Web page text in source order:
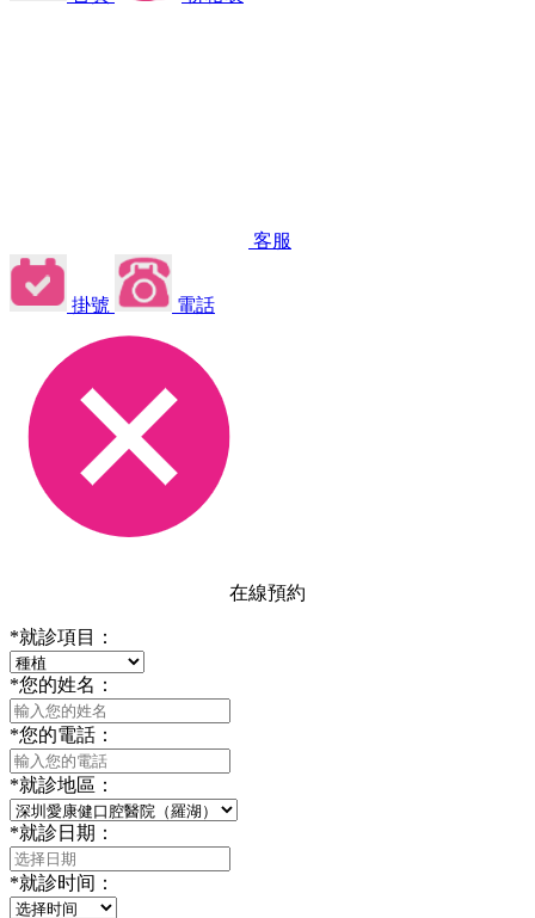
客服
掛號 電話
在線預約
*就診項目：
*您的姓名：
*您的電話：
*就診地區：
*就診日期：
*就診时间：